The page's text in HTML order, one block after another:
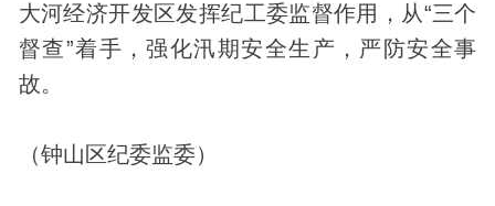
大河经济开发区发挥纪工委监督作用，从“三个
督查”着手，强化汛期安全生产，严防安全事
故。
（钟山区纪委监委）